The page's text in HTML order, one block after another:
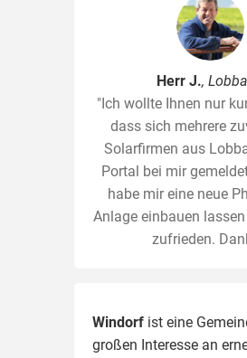
Herr J.,
"Ich wollte Ihnen nur
dass sich mehrere
Solarfirmen aus
Portal bei mir
habe mir eine neue
Anlage einbauen
zufrieden.
Windorf ist eine
großen Interesse an